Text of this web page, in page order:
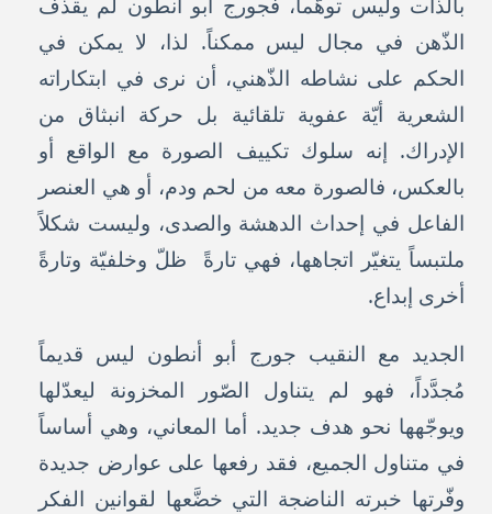
الذّهن في مجال ليس ممكناً. لذا، لا يمكن في
الحكم على نشاطه الذّهني، أن نرى في ابتكاراته
الشعرية أيّة عفوية تلقائية بل حركة انبثاق من
الإدراك. إنه سلوك تكييف الصورة مع الواقع أو
بالعكس، فالصورة معه من لحم ودم، أو هي العنصر
الفاعل في إحداث الدهشة والصدى، وليست شكلاً
ملتبساً يتغيّر اتجاهها، فهي تارةً ظلّ وخلفيّة وتارةً
أخرى إبداع.
الجديد مع النقيب جورج أبو أنطون ليس قديماً
مُجدَّداً، فهو لم يتناول الصّور المخزونة ليعدّلها
ويوجّهها نحو هدف جديد. أما المعاني، وهي أساساً
في متناول الجميع، فقد رفعها على عوارض جديدة
وفّرتها خبرته الناضجة التي خضَّعها لقوانين الفكر